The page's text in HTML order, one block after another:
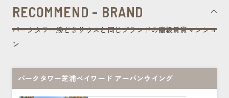
RECOMMEND - BRAND
パークタワー勝どきサウスと同じブランドの高級賃貸マンショ
ン
パークタワー芝浦ベイワード アーバンウイング